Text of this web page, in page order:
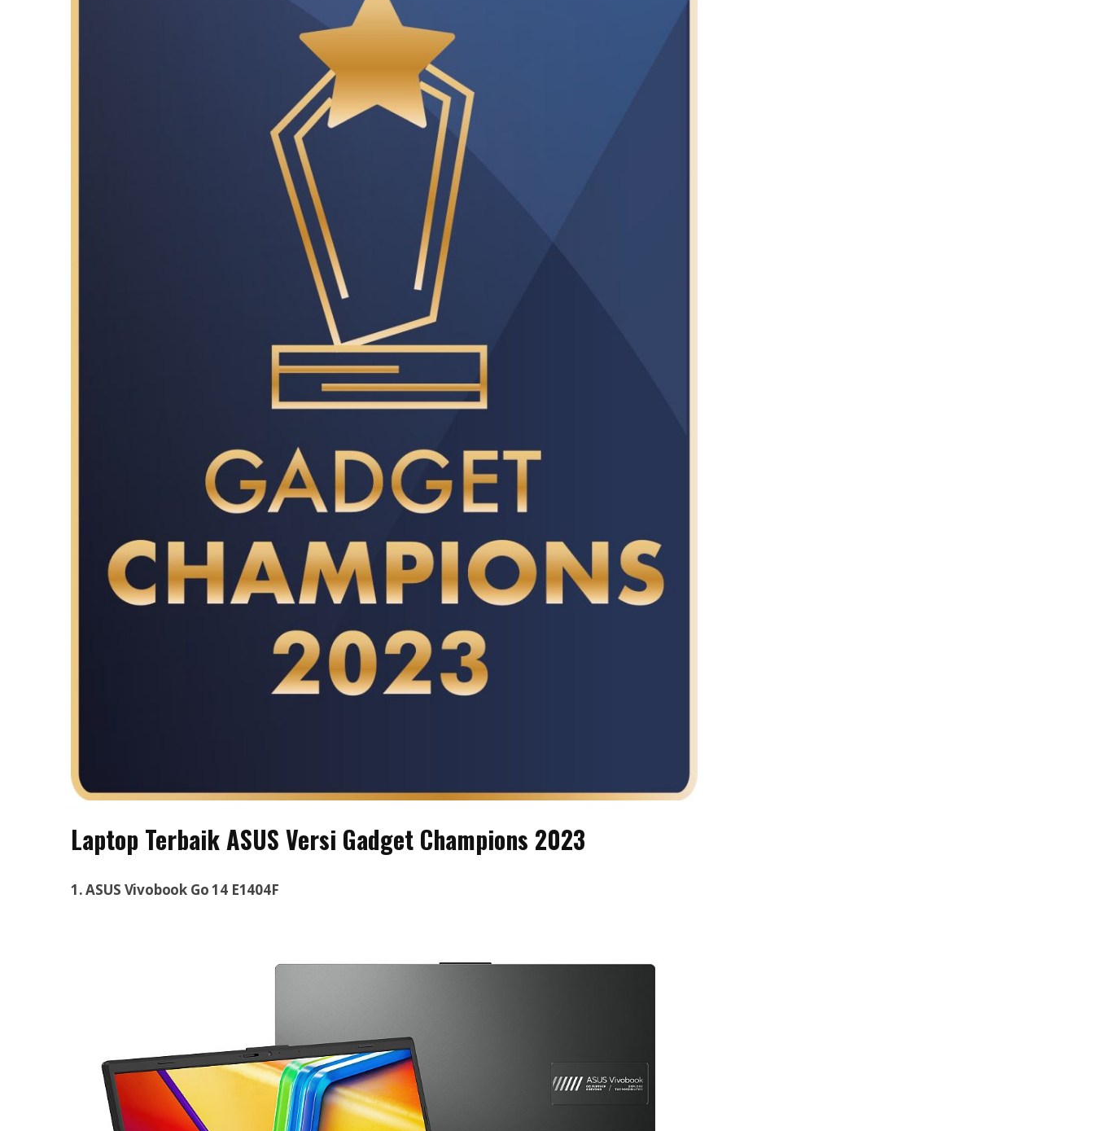
Laptop Terbaik ASUS Versi Gadget Champions 2023
1. ASUS Vivobook Go 14 E1404F